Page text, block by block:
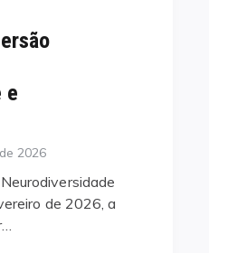
e
2026
de 2026, a